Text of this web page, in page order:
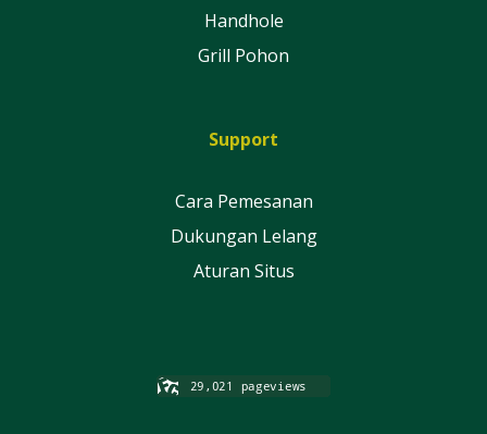
Handhole
Grill Pohon
Support
Cara Pemesanan
Dukungan Lelang
Aturan Situs